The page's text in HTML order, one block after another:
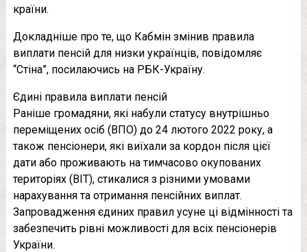
країни.
Докладніше про те, що Кабмін змінив правила
виплати пенсій для низки українців, повідомляє
“Стіна”, посилаючись на РБК-Україну.
Єдині правила виплати пенсій
Раніше громадяни, які набули статусу внутрішньо
переміщених осіб (ВПО) до 24 лютого 2022 року, а
також пенсіонери, які виїхали за кордон після цієї
дати або проживають на тимчасово окупованих
територіях (ВІТ), стикалися з різними умовами
нарахування та отримання пенсійних виплат.
Запровадження єдиних правил усуне ці відмінності та
забезпечить рівні можливості для всіх пенсіонерів
України.